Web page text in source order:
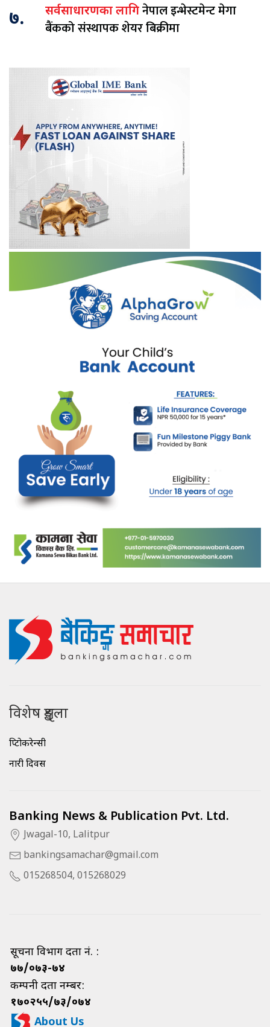
७. सर्वसाधारणका लागिनेपाल इन्भेस्टमेन्ट मेगा
बैंकको संस्थापक शेयर बिक्रीमा
विशेष शृङ्खला
क्रिप्टोकरेन्सी
नारी दिवस
Banking News & Publication Pvt. Ltd.
Jwagal-10, Lalitpur
bankingsamachar@gmail.com
015268504, 015268029
सूचना विभाग दर्ता नं. :
७७/०७३-७४
कम्पनी दर्ता नम्बर:
१७०२५५/७३/०७४
About Us